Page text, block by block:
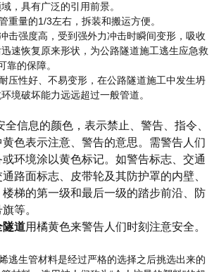
，具有广泛的引用前景。
重量的1/3左右，拆装和搬运方便。
击强度高，受到强外力冲击时瞬间变形，吸收
速恢复原来形状，为公路隧道施工逃生应急救
的保障。
压性好、不易变形，在公路隧道施工中发生坍
境破坏能力远远超过一般管道。
全信息的颜色，表示禁止、警告、指令、
色表示注意、警告的意思。需警告人们
环境涂以黄色标记。如警告标志、交通
路面标志、皮带轮及其防护罩的内壁、
梯的第一级和最后一级的踏步前沿、防
等。
隧道用橘黄色来警告人们时刻注意安全。
逃生管材料是经过严格的选择之后挑选出来的